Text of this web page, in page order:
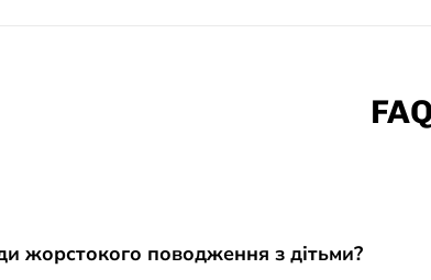
FAQ
жорстокого поводження з дітьми?